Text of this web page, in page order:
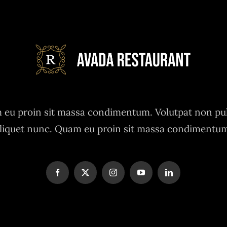
eu proin sit massa condimentum. Volutpat non
nunc. Quam eu proin sit massa